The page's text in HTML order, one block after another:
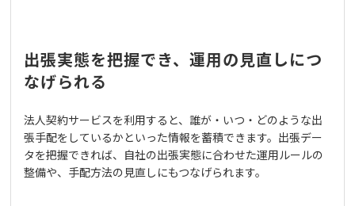
出張実態を把握でき、運用の見直しにつ
なげられる
法人契約サービスを利用すると、誰が・いつ・どのような出
張手配をしているかといった情報を蓄積できます。出張デー
タを把握できれば、自社の出張実態に合わせた運用ルールの
整備や、手配方法の見直しにもつなげられます。